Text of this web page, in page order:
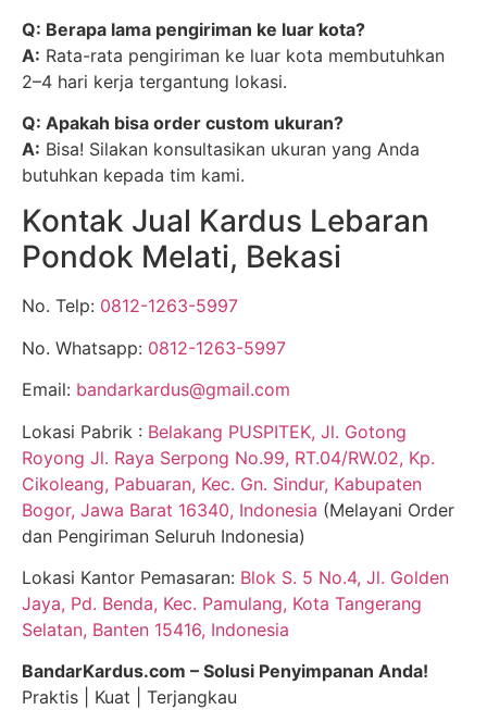
Q: Berapa lama pengiriman ke luar kota?
A: Rata-rata pengiriman ke luar kota membutuhkan
2–4 hari kerja tergantung lokasi.
Q: Apakah bisa order custom ukuran?
A: Bisa! Silakan konsultasikan ukuran yang Anda
butuhkan kepada tim kami.
Kontak Jual Kardus Lebaran
Pondok Melati, Bekasi
No. Telp: 0812-1263-5997
No. Whatsapp: 0812-1263-5997
Email: bandarkardus@gmail.com
Lokasi Pabrik : Belakang PUSPITEK, Jl. Gotong
Royong Jl. Raya Serpong No.99, RT.04/RW.02, Kp.
Cikoleang, Pabuaran, Kec. Gn. Sindur, Kabupaten
Bogor, Jawa Barat 16340, Indonesia (Melayani Order
dan Pengiriman Seluruh Indonesia)
Lokasi Kantor Pemasaran: Blok S. 5 No.4, Jl. Golden
Jaya, Pd. Benda, Kec. Pamulang, Kota Tangerang
Selatan, Banten 15416, Indonesia
BandarKardus.com – Solusi Penyimpanan Anda!
Praktis | Kuat | Terjangkau